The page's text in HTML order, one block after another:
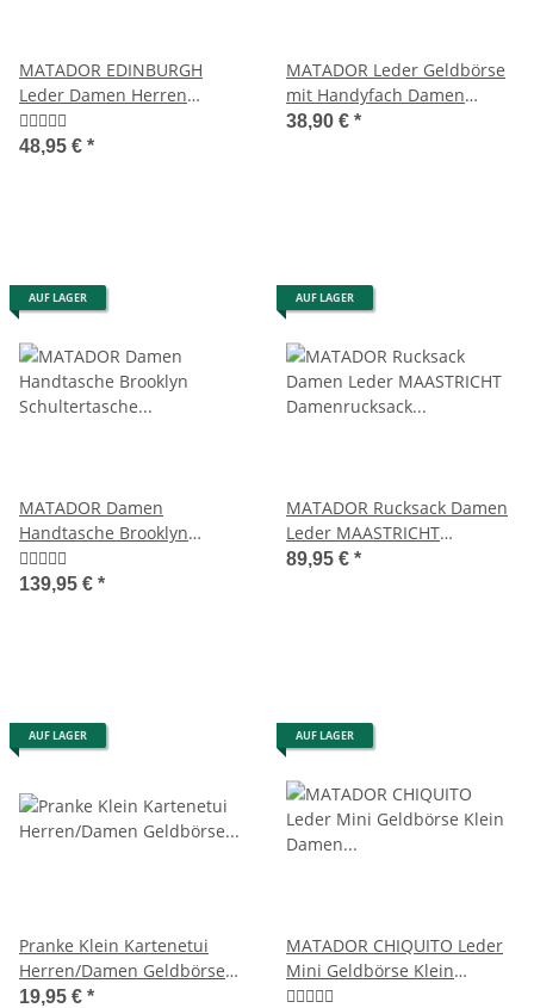
MATADOR EDINBURGH
Leder Damen Herren
Geldbörse Portemonnaie
48,95 € *
MATADOR Leder Geldbörse
mit Handyfach Damen
Portemonnaie Braun
38,90 € *
AUF LAGER
MATADOR Damen
Handtasche Brooklyn
Schultertasche
Henkeltasche Braun
139,95 € *
AUF LAGER
MATADOR Rucksack Damen
Leder MAASTRICHT
Damenrucksack Rolltop
89,95 € *
AUF LAGER
Pranke Klein Kartenetui
Herren/Damen Geldbörse
Portemonnaie aus Weichem
19,95 € *
AUF LAGER
MATADOR CHIQUITO Leder
Mini Geldbörse Klein
Damen Herren RFID